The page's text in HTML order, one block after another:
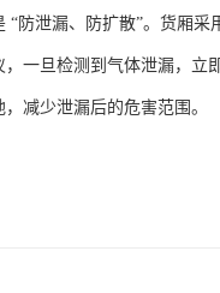
“防泄漏、防扩散”。货厢
一旦检测到气体泄漏，立
减少泄漏后的危害范围。​